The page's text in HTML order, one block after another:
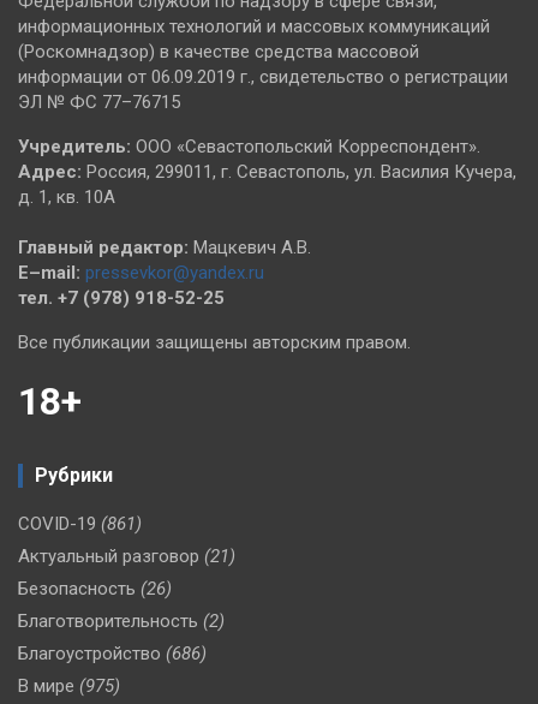
информационных технологий и массовых коммуникаций
(Роскомнадзор) в качестве средства массовой
информации от 06.09.2019 г., свидетельство о регистрации
ЭЛ № ФС 77–76715
Учредитель: ООО «Севастопольский Корреспондент».
Адрес: Россия, 299011, г. Севастополь, ул. Василия Кучера,
д. 1, кв. 10А
Главный редактор: Мацкевич А.В.
E–mail: pressevkor@yandex.ru
тел. +7 (978) 918-52-25
Все публикации защищены авторским правом.
18+
Рубрики
COVID-19 (861)
Актуальный разговор (21)
Безопасность (26)
Благотворительность (2)
Благоустройство (686)
В мире (975)